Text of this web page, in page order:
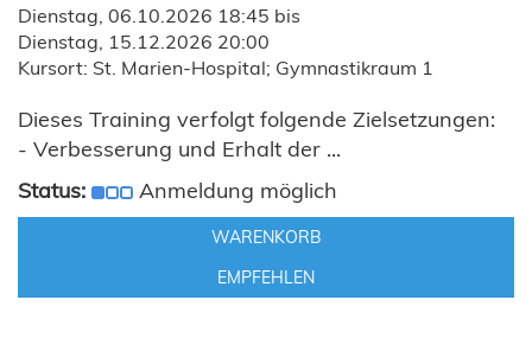
Dienstag, 06.10.2026 18:45 bis
Dienstag, 15.12.2026 20:00
Kursort: St. Marien-Hospital; Gymnastikraum 1
Dieses Training verfolgt folgende Zielsetzungen:
- Verbesserung und Erhalt der ...
Status:
Anmeldung möglich
WARENKORB
EMPFEHLEN